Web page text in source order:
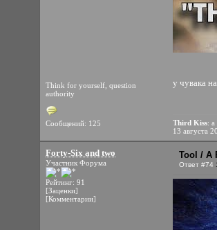
Think for yourself, question
authority
Сообщений: 125
у чувака
Third Kiss: а
13 августа
Forty-Six and two
Участник Форума
Рейтинг: 91
[Заценки]
[Комментарии]
Tool / A
Ответ #74